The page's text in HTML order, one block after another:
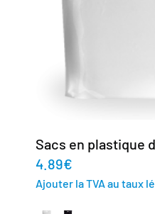
Sacs en plastique
4.89€
Ajouter la TVA au taux